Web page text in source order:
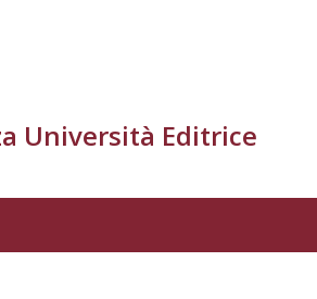
Università Editrice